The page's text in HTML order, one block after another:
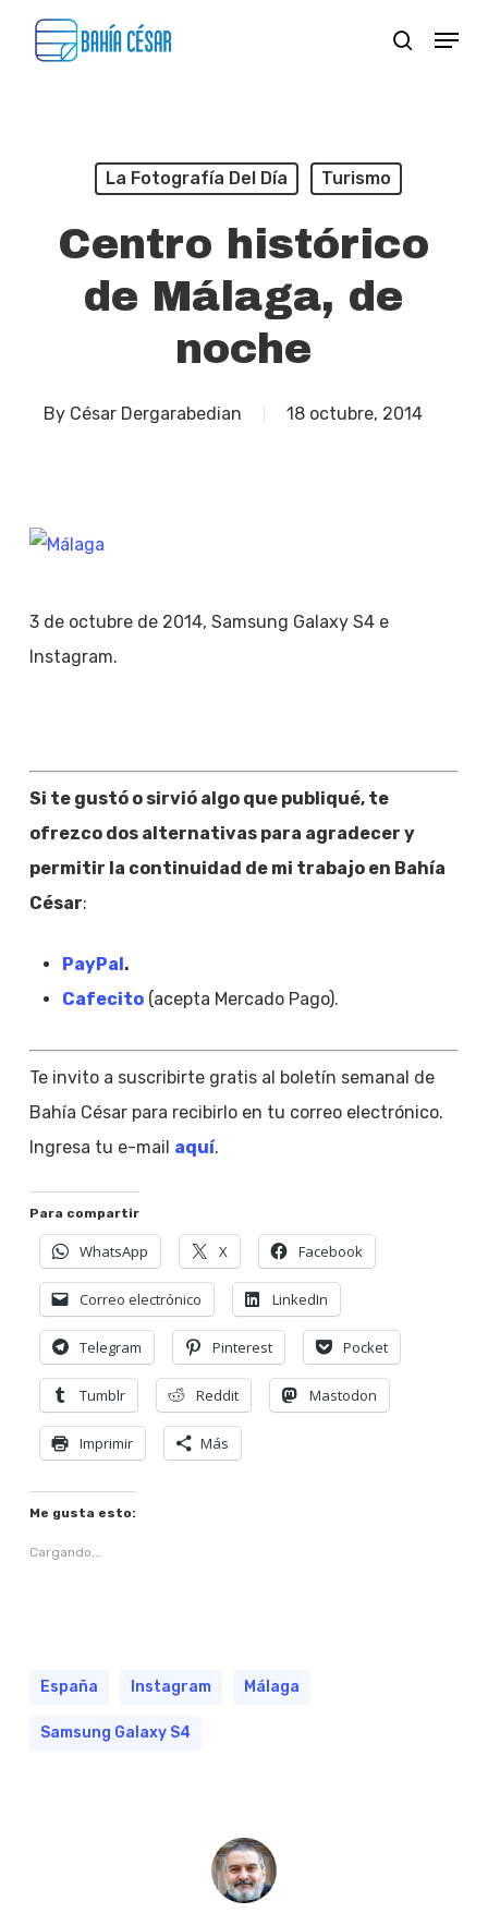
search
Menu
La Fotografía Del Día Turismo
Centro histórico
de Málaga, de
noche
By César Dergarabedian 18 octubre, 2014
3 de octubre de 2014, Samsung Galaxy S4 e
Instagram.
Si te gustó o sirvió algo que publiqué, te
ofrezco dos alternativas para agradecer y
permitir la continuidad de mi trabajo en Bahía
César:
PayPal.
Cafecito(acepta Mercado Pago).
Te invito a suscribirte gratis al boletín semanal de
Bahía César para recibirlo en tu correo electrónico.
Ingresa tu e-mail aquí.
Para compartir
WhatsApp X Facebook
Correo electrónico LinkedIn
Telegram Pinterest Pocket
Tumblr Reddit Mastodon
Imprimir Más
Me gusta esto:
Cargando...
España Instagram Málaga
Samsung Galaxy S4